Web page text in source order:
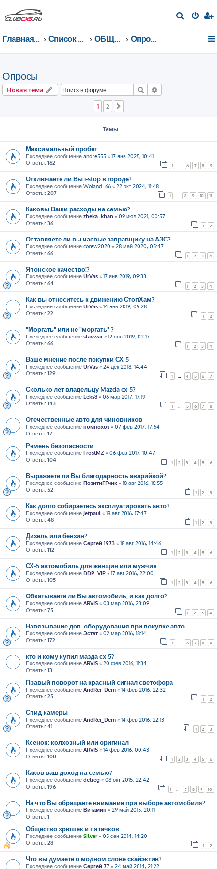
о
Главная страница Список форумов ОБЩАЯ ИНФОРМАЦИЯ Опросы
Опросы
Новая тема Поиск
1 2
Темы
Максимальный пробег
Последнее сообщение andre555 « 17 янв 2025, 10:41
Ответы: 162 1 6 7 8 9
Отключаете ли Вы i-stop в городе?
Последнее сообщение Woland_66 « 22 окт 2024, 11:48
Ответы: 207 1 8 9 10 11
Каковы Ваши расходы на семью?
Последнее сообщение zheka_khan « 09 июл 2021, 00:57
Ответы: 36 1 2
Оставляете ли вы чаевые заправщику на АЗС?
Последнее сообщение corew2020 « 28 май 2020, 05:47
Ответы: 66 1 2 3 4
Японское качество!?
Последнее сообщение UrVas « 17 янв 2019, 09:33
Ответы: 64 1 2 3 4
Как вы относитесь к движению СтопХам?
Последнее сообщение UrVas « 14 янв 2019, 09:28
Ответы: 22 1 2
"Моргать" или не "моргать" ?
Последнее сообщение slavwar« 12 янв 2019, 02:17
Ответы: 66 1 2 3 4
Ваше мнение после покупки СХ-5
Последнее сообщение UrVas « 24 дек 2018, 14:44
Ответы: 129 1 4 5 6 7
Сколько лет владельцу Mazda cx-5?
Последнее сообщение Leks8 « 06 мар 2017, 17:19
Ответы: 143 1 5 6 7 8
Отечественные авто для чиновников
Последнее сообщение помпохоз « 07 фев 2017, 17:54
Ответы: 17
Ремень безопасности
Последнее сообщение FrostMZ « 06 фев 2017, 10:47
Ответы: 104 1 2 3 4 5 6
Выражаете ли Вы благодарность аварийкой?
Последнее сообщение ПозитиFFчик « 18 авг 2016, 18:55
Ответы: 52 1 2 3
Как долго собираетесь эксплуатировать авто?
Последнее сообщение jetpaul « 18 авг 2016, 17:47
Ответы: 48 1 2 3
Дизель или бензин?
Последнее сообщение Сергей 1973 « 18 авг 2016, 14:46
Ответы: 112 1 2 3 4 5 6
СХ-5 автомобиль для женщин или мужчин
Последнее сообщение DDP_VIP « 17 авг 2016, 22:00
Ответы: 105 1 2 3 4 5 6
Обкатываете ли Вы автомобиль, и как долго?
Последнее сообщение ARVIS « 03 мар 2016, 23:09
Ответы: 75 1 2 3 4
Навязывание доп. оборудования при покупке авто
Последнее сообщение Эстет « 02 мар 2016, 18:14
Ответы: 172 1 6 7 8 9
кто и кому купил мазда сх-5?
Последнее сообщение ARVIS « 20 фев 2016, 11:34
Ответы: 13
Правый поворот на красный сигнал светофора
Последнее сообщение AndRei_Dem « 14 фев 2016, 22:32
Ответы: 25 1 2
Спид-камеры
Последнее сообщение AndRei_Dem « 14 фев 2016, 22:13
Ответы: 41 1 2 3
Ксенон: колхозный или оригинал
Последнее сообщение ARVIS « 14 фев 2016, 00:43
Ответы: 100 1 2 3 4 5 6
Каков ваш доход на семью?
Последнее сообщение delreg « 08 окт 2015, 22:42
Ответы: 196 1 7 8 9 10
На что Вы обращаете внимание при выборе автомобиля?
Последнее сообщение Витамин « 29 май 2015, 20:11
Ответы: 1
Общество хрюшек и пятачков...
Последнее сообщение Silver« 05 сен 2014, 14:20
Ответы: 28 1 2
Что вы думаете о модном слове скайэктив?
Последнее сообщение Сергей 77 « 24 май 2014, 21:22